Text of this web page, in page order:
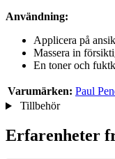
Användning:
Applicera på
Massera in
En toner och
Varumärken: Paul
Tillbehör
Erfarenheter